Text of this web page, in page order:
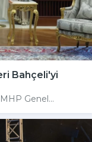
Bahçeli'yi
Genel...